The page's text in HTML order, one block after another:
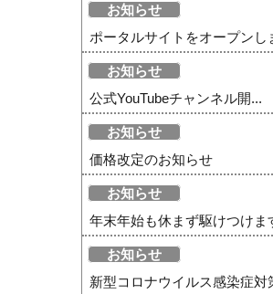
お知らせ
ポータルサイトをオープンし
お知らせ
公式YouTubeチャンネル開...
お知らせ
価格改定のお知らせ
お知らせ
年末年始も休まず駆けつけま
お知らせ
新型コロナウイルス感染症対